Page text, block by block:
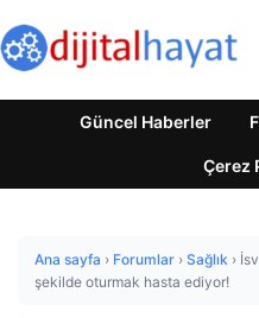
Güncel Haberler
Çerez
Ana sayfa › Forumlar › Sağlık ›
şekilde oturmak hasta ediyor!